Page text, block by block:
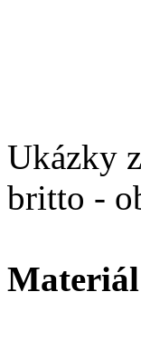
Ukázky
britto -